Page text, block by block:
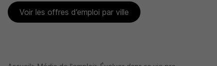
Voir les offres d’emploi par ville